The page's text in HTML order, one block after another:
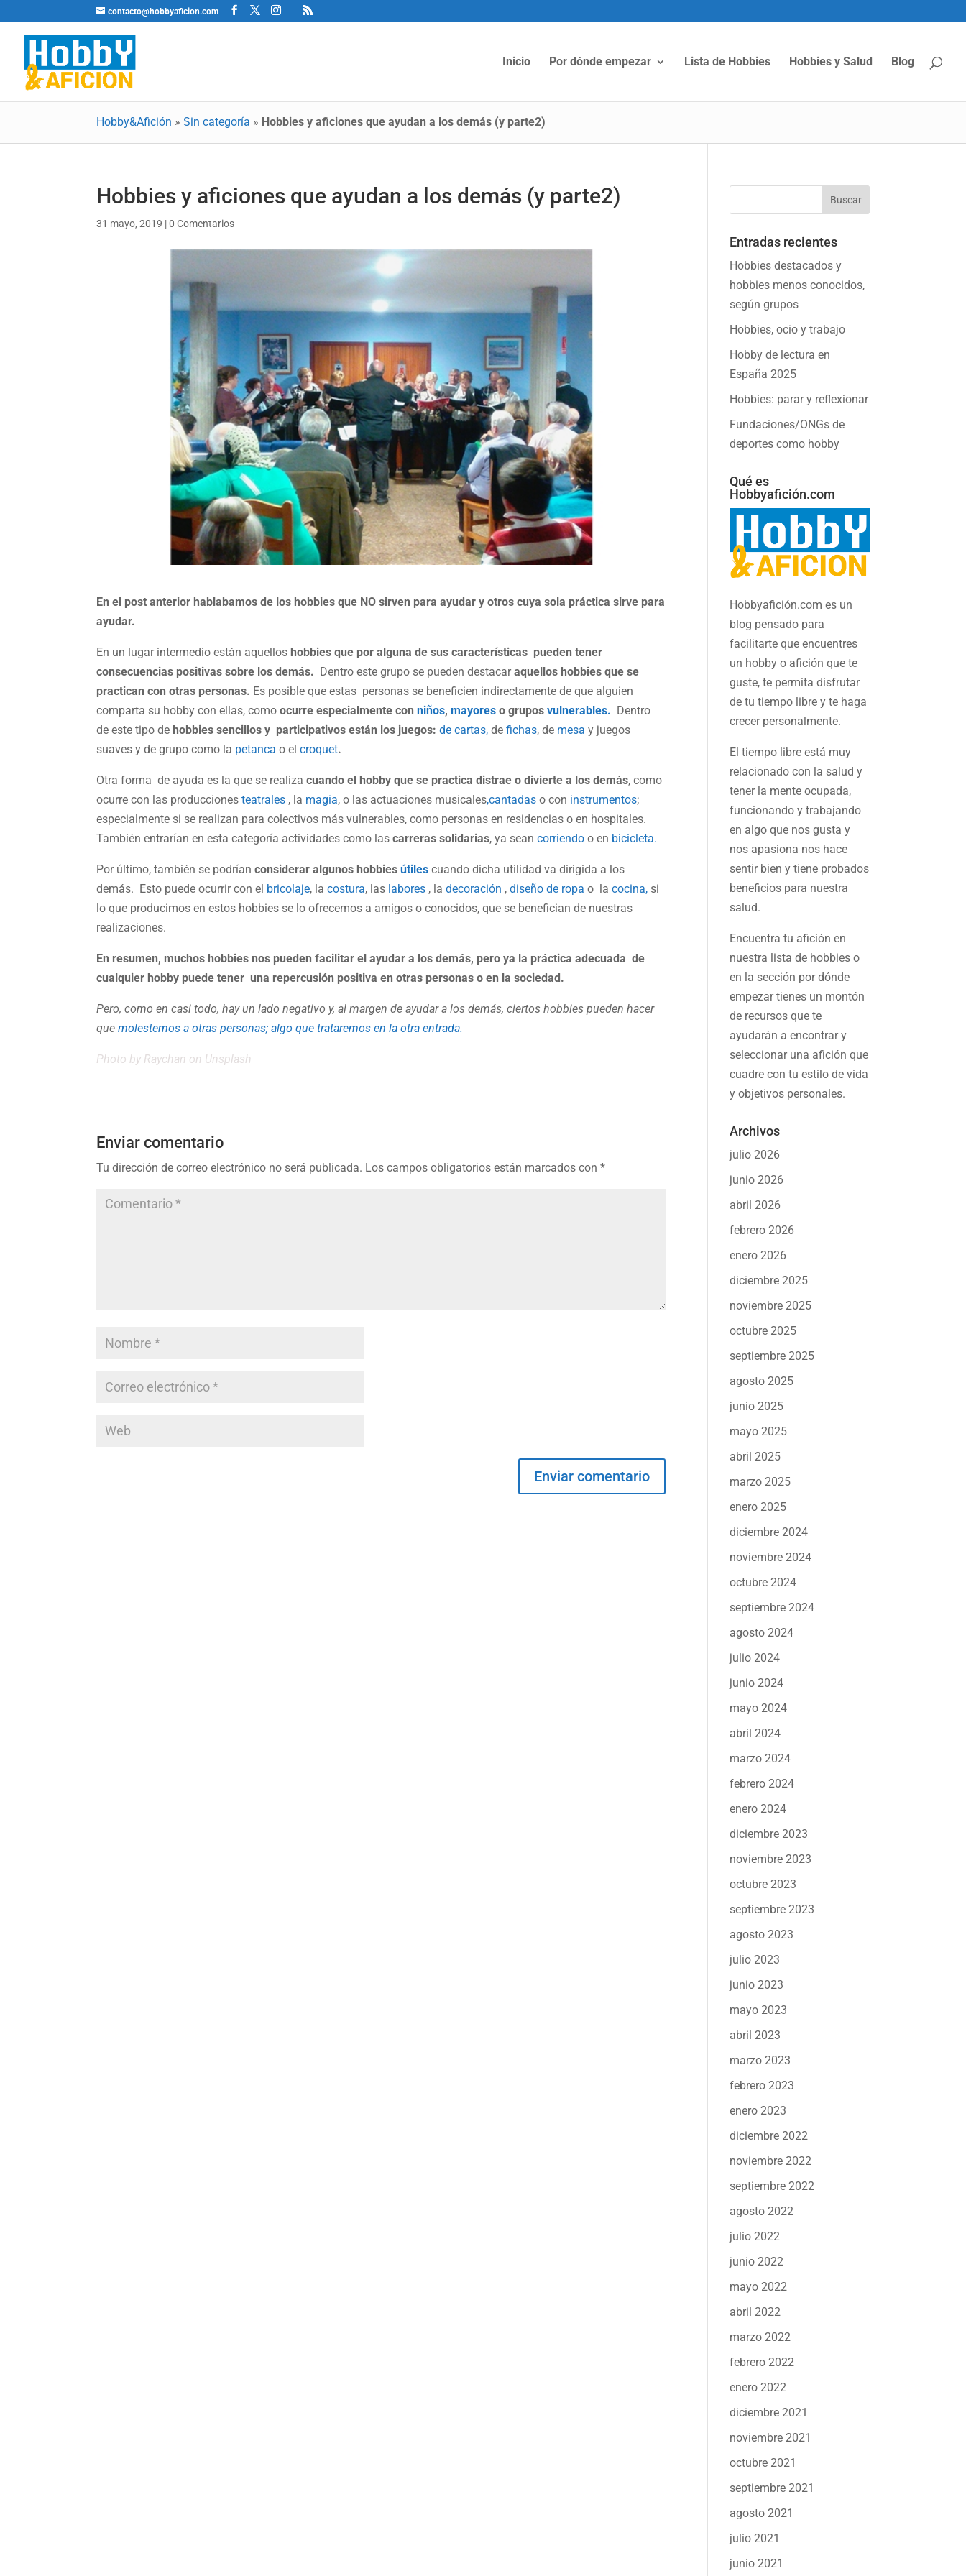
contacto@hobbyaficion.com
Hobby&Afición »Sin categoría » Hobbies y aficiones que ayudan a los demás (y parte2)
Inicio Por dónde empezar Lista de Hobbies Hobbies y Salud Blog
Hobbies y aficiones que ayudan a los demás (y parte2)
31 mayo, 2019 |0 Comentarios
En el post anterior hablabamos de los hobbies que NO sirven para ayudar y otros cuya sola práctica sirve para
ayudar.
En un lugar intermedio están aquelloshobbies que por alguna de sus características pueden tener
consecuencias positivas sobre los demás. Dentro este grupo se pueden destacaraquellos hobbies que se
practican con otras personas. Es posible que estas personas se beneficien indirectamente de que alguien
comparta su hobby con ellas, como ocurre especialmente conniños,mayores o gruposvulnerables. Dentro
de este tipo dehobbies sencillos y participativos están los juegos:de cartas, de fichas, de mesay juegos
suaves y de grupo como la petanca o elcroquet.
Otra forma de ayuda es la que se realiza cuando el hobby que se practica distrae o divierte a los demás, como
ocurre con las producciones teatrales , la magia, o las actuaciones musicales,cantadas o con instrumentos;
especialmente si se realizan para colectivos más vulnerables, como personas en residencias o en hospitales.
También entrarían en esta categoría actividades como lascarreras solidarias, ya sean corriendo o en bicicleta.
Por último, también se podríanconsiderar algunos hobbiesútiles cuando dicha utilidad va dirigida a los
demás. Esto puede ocurrir con el bricolaje, lacostura, las labores , ladecoración ,diseño de ropa o la cocina, si
lo que producimos en estos hobbies se lo ofrecemos a amigos o conocidos, que se benefician de nuestras
realizaciones.
En resumen, muchos hobbies nos pueden facilitar el ayudar a los demás, pero ya la práctica adecuada de
cualquier hobby puede tener una repercusión positiva en otras personas o en la sociedad.
Pero, como en casi todo, hay un lado negativo y, al margen de ayudar a los demás, ciertos hobbies pueden hacer
quemolestemos a otras personas; algo que trataremos en la otra entrada.
Photo by Raychan on Unsplash
Enviar comentario
Tu dirección de correo electrónico no será publicada. Los campos obligatorios están marcados con*
Entradas recientes
Hobbies destacados y
hobbies menos conocidos,
según grupos
Hobbies, ocio y trabajo
Hobby de lectura en
España 2025
Hobbies: parar y reflexionar
Fundaciones/ONGs de
deportes como hobby
Qué es
Hobbyafición.com
Hobbyafición.com es un
blog pensado para
facilitarte que encuentres
un hobby o afición que te
guste, te permita disfrutar
de tu tiempo libre y te haga
crecer personalmente.
El tiempo libre está muy
relacionado con la salud y
tener la mente ocupada,
funcionando y trabajando
en algo que nos gusta y
nos apasiona nos hace
sentir bien y tiene probados
beneficios para nuestra
salud.
Encuentra tu afición en
nuestra lista de hobbies o
en la sección por dónde
empezar tienes un montón
de recursos que te
ayudarán aencontrar y
seleccionar una afición que
cuadre con tu estilo de vida
y objetivos personales.
Archivos
julio 2026
junio 2026
abril 2026
febrero 2026
enero 2026
diciembre 2025
noviembre 2025
octubre 2025
septiembre 2025
agosto 2025
junio 2025
mayo 2025
abril 2025
marzo 2025
enero 2025
diciembre 2024
noviembre 2024
octubre 2024
septiembre 2024
agosto 2024
julio 2024
junio 2024
mayo 2024
abril 2024
marzo 2024
febrero 2024
enero 2024
diciembre 2023
noviembre 2023
octubre 2023
septiembre 2023
agosto 2023
julio 2023
junio 2023
mayo 2023
abril 2023
marzo 2023
febrero 2023
enero 2023
diciembre 2022
noviembre 2022
septiembre 2022
agosto 2022
julio 2022
junio 2022
mayo 2022
abril 2022
marzo 2022
febrero 2022
enero 2022
diciembre 2021
noviembre 2021
octubre 2021
septiembre 2021
agosto 2021
julio 2021
junio 2021